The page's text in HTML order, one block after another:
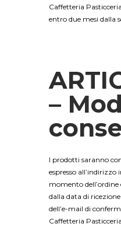
Caffetteria
entro due mesi dalla
–
I prodotti saranno
espresso all’indirizzo
momento
dalla data di
dell’e-mail di
Caffetteria